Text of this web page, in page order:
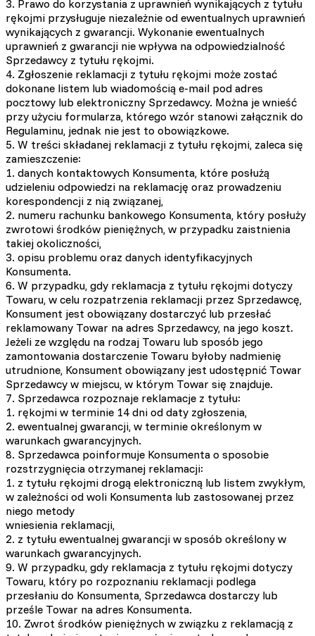
3. Prawo do korzystania z uprawnień wynikających z tytułu
rękojmi przysługuje niezależnie od ewentualnych uprawnień
wynikających z gwarancji. Wykonanie ewentualnych
uprawnień z gwarancji nie wpływa na odpowiedzialność
Sprzedawcy z tytułu rękojmi.
4. Zgłoszenie reklamacji z tytułu rękojmi może zostać
dokonane listem lub wiadomością e-mail pod adres
pocztowy lub elektroniczny Sprzedawcy. Można je wnieść
przy użyciu formularza, którego wzór stanowi załącznik do
Regulaminu, jednak nie jest to obowiązkowe.
5. W treści składanej reklamacji z tytułu rękojmi, zaleca się
zamieszczenie:
1. danych kontaktowych Konsumenta, które posłużą
udzieleniu odpowiedzi na reklamację oraz prowadzeniu
korespondencji z nią związanej,
2. numeru rachunku bankowego Konsumenta, który posłuży
zwrotowi środków pieniężnych, w przypadku zaistnienia
takiej okoliczności,
3. opisu problemu oraz danych identyfikacyjnych
Konsumenta.
6. W przypadku, gdy reklamacja z tytułu rękojmi dotyczy
Towaru, w celu rozpatrzenia reklamacji przez Sprzedawcę,
Konsument jest obowiązany dostarczyć lub przesłać
reklamowany Towar na adres Sprzedawcy, na jego koszt.
Jeżeli ze względu na rodzaj Towaru lub sposób jego
zamontowania dostarczenie Towaru byłoby nadmienię
utrudnione, Konsument obowiązany jest udostępnić Towar
Sprzedawcy w miejscu, w którym Towar się znajduje.
7. Sprzedawca rozpoznaje reklamacje z tytułu:
1. rękojmi w terminie 14 dni od daty zgłoszenia,
2. ewentualnej gwarancji, w terminie określonym w
warunkach gwarancyjnych.
8. Sprzedawca poinformuje Konsumenta o sposobie
rozstrzygnięcia otrzymanej reklamacji:
1. z tytułu rękojmi drogą elektroniczną lub listem zwykłym,
w zależności od woli Konsumenta lub zastosowanej przez
niego metody
wniesienia reklamacji,
2. z tytułu ewentualnej gwarancji w sposób określony w
warunkach gwarancyjnych.
9. W przypadku, gdy reklamacja z tytułu rękojmi dotyczy
Towaru, który po rozpoznaniu reklamacji podlega
przesłaniu do Konsumenta, Sprzedawca dostarczy lub
prześle Towar na adres Konsumenta.
10. Zwrot środków pieniężnych w związku z reklamacją z